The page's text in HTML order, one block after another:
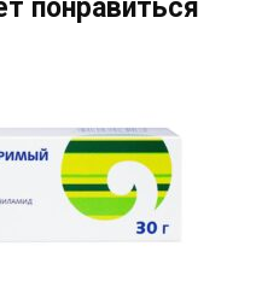
понравиться